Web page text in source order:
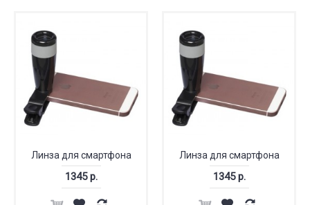
Линза для смартфона
1345 р.
Линза для смартфона
1345 р.